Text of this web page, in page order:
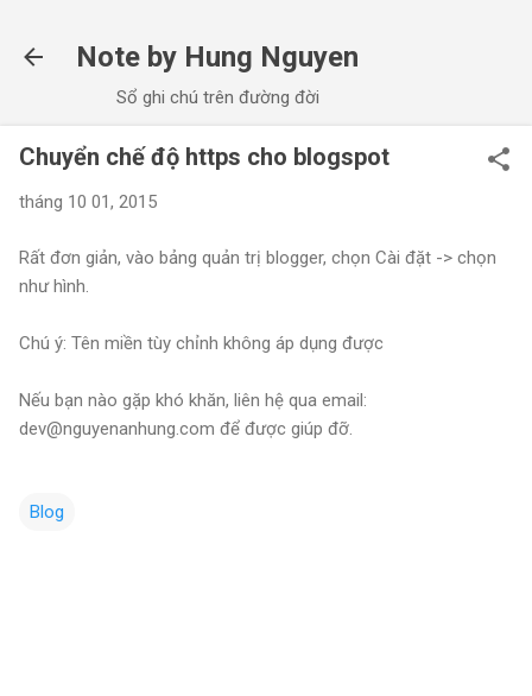
Note by Hung Nguyen
Sổ ghi chú trên đường đời
Chuyển chế độ https cho blogspot
tháng 10 01, 2015
Rất đơn giản, vào bảng quản trị blogger, chọn Cài đặt -> chọn
như hình.
Chú ý: Tên miền tùy chỉnh không áp dụng được
Nếu bạn nào gặp khó khăn, liên hệ qua email:
dev@nguyenanhung.com để được giúp đỡ.
Blog